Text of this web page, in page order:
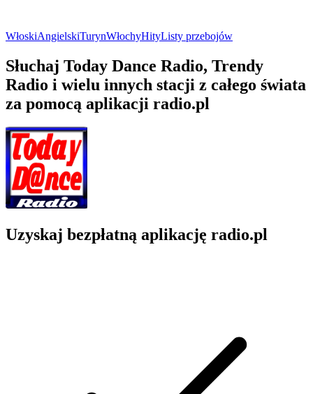
WłoskiAngielskiTurynWłochyHityListy przebojów
Słuchaj Today Dance Radio, Trendy
Radio i wielu innych stacji z całego świata
za pomocą aplikacji radio.pl
Uzyskaj bezpłatną aplikację radio.pl